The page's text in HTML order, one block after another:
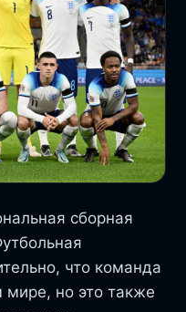
сборная
что команда
мире, но это также